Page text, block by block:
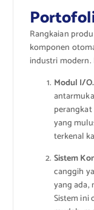
Rangkaian
komponen
industri
Modul I/O.
yang
terkenal
Sistem
canggih
yang ada,
Sistem ini